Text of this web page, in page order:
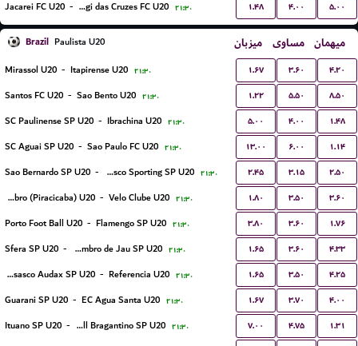
Jacarei FC U20 - Uniao Mogi das Cruzes FC U20 ۲۱:۳۰ ۱.۴۸ ۴.۰۰ ۵.۰۰
Brazil Paulista U20 میزبان مساوی میهمان
Mirassol U20 - Itapirense U20 ۲۱:۳۰ ۱.۶۷ ۳.۶۰ ۴.۲۰
Santos FC U20 - Sao Bento U20 ۲۱:۳۰ ۱.۲۲ ۵.۵۰ ۸.۵۰
SC Paulinense SP U20 - Ibrachina U20 ۲۱:۳۰ ۵.۰۰ ۴.۰۰ ۱.۴۸
SC Aguai SP U20 - Sao Paulo FC U20 ۲۱:۳۰ ۱۳.۰۰ ۶.۰۰ ۱.۱۴
Sao Bernardo SP U20 - Osasco Sporting SP U20 ۲۱:۳۰ ۲.۴۵ ۳.۱۵ ۲.۵۰
XV de Novembro (Piracicaba) U20 - Velo Clube U20 ۲۱:۳۰ ۱.۸۰ ۳.۵۰ ۳.۶۰
Porto Foot Ball U20 - Flamengo SP U20 ۲۱:۳۰ ۳.۸۰ ۳.۶۰ ۱.۷۶
Sfera SP U20 - EC XV de Novembro de Jau SP U20 ۲۱:۳۰ ۱.۶۵ ۳.۶۰ ۴.۳۳
Gremio Osasco Audax SP U20 - Referencia U20 ۲۱:۳۰ ۱.۶۵ ۳.۵۰ ۴.۲۵
Guarani SP U20 - EC Agua Santa U20 ۲۱:۳۰ ۱.۶۷ ۳.۷۰ ۴.۰۰
Ituano SP U20 - Red Bull Bragantino SP U20 ۲۱:۳۰ ۷.۰۰ ۴.۷۵ ۱.۳۱